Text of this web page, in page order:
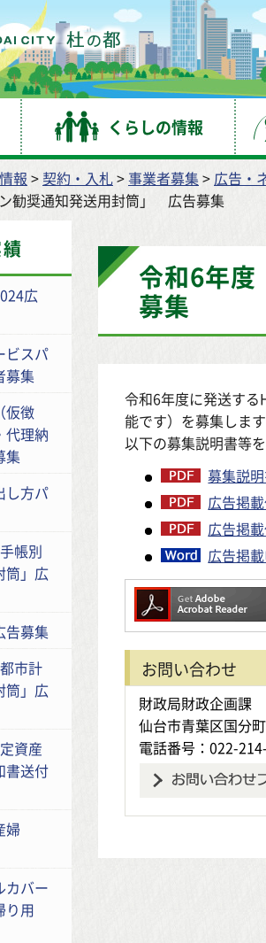
仙台市
くらしの情報
報 > 契約・入札>事業者募集 > 広告・
勧奨通知発送用封筒」 広告募集
広
ビスパ
募集
仮徴
代理納
集
し方パ
帳別
筒」広
告募集
市計
」広
資産
送付
婦
カバー
り用
令和6年
募集
令和6年度に発送する
能です）を募集しま
以下の募集説明書等
募集説明
広告掲
広告掲
広告掲
お問い合わせ
財政局財政企画課
仙台市青葉区国分
電話番号：022-